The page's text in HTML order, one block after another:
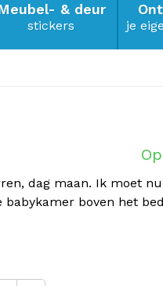
& deur
stickers je
dag maan. Ik moet
boven het